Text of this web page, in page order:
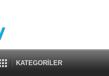
KATEGORİLER